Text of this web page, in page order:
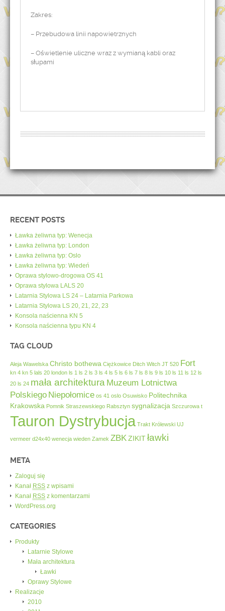
Zakres:
– Przebudowa linii napowietrznych
– Oświetlenie uliczne wraz z wymianą kabli oraz
słupami
RECENT POSTS
Ławka żeliwna typ: Wenecja
Ławka żeliwna typ: London
Ławka żeliwna typ: Oslo
Ławka żeliwna typ: Wiedeń
Oprawa stylowo-drogowa OS 41
Oprawa stylowa LALS 20
Latarnia Stylowa LS 24 – Latarnia Parkowa
Latarnia Stylowa LS 20, 21, 22, 23
Konsola naścienna KN 5
Konsola naścienna typu KN 4
TAG CLOUD
Aleja Wawelska Christo bothewa Ciężkowice Ditch Witch JT 520 Fort
kn 4 kn 5 lals 20 london ls 1 ls 2 ls 3 ls 4 ls 5 ls 6 ls 7 ls 8 ls 9 ls 10 ls 11 ls 12 ls
20 ls 24 mała architektura Muzeum Lotnictwa
Polskiego Niepołomice os 41 oslo Osuwisko Politechnika
Krakowska Pomnik Straszewskiego Rabsztyn sygnalizacja Szczurowa t
Tauron Dystrybucja Trakt Królewski UJ
vermeer d24x40 wenecja wieden Zamek ZBKZIKITławki
META
Zaloguj się
Kanał RSS z wpisami
Kanał RSS z komentarzami
WordPress.org
CATEGORIES
Produkty
Latarnie Stylowe
Mała architektura
Ławki
Oprawy Stylowe
Realizacje
2010